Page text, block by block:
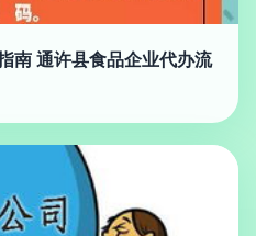
南 通许县食品企业代办流